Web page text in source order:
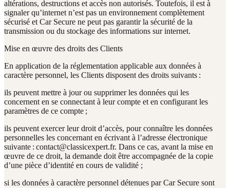
altérations, destructions et accès non autorisés. Toutefois, il est à
signaler qu’internet n’est pas un environnement complètement
sécurisé et Car Secure ne peut pas garantir la sécurité de la
transmission ou du stockage des informations sur internet.
Mise en œuvre des droits des Clients
En application de la réglementation applicable aux données à
caractère personnel, les Clients disposent des droits suivants :
ils peuvent mettre à jour ou supprimer les données qui les
concernent en se connectant à leur compte et en configurant les
paramètres de ce compte ;
ils peuvent exercer leur droit d’accès, pour connaître les données
personnelles les concernant en écrivant à l’adresse électronique
suivante : contact@classicexpert.fr. Dans ce cas, avant la mise en
œuvre de ce droit, la demande doit être accompagnée de la copie
d’une pièce d’identité en cours de validité ;
si les données à caractère personnel détenues par Car Secure sont